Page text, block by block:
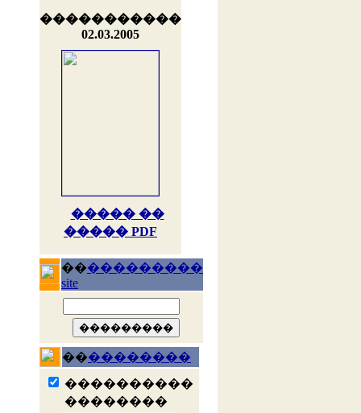
�����������
02.03.2005
����� ��
����� PDF
�����������
site
����������
����������
��������